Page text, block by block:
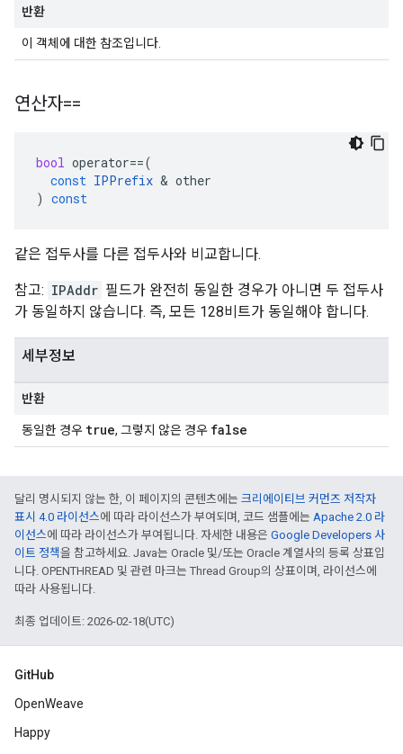
반환
이 객체에 대한 참조입니다.
연산자==
bool operator==(
const IPPrefix & other
) const
같은 접두사를 다른 접두사와 비교합니다.
참고: IPAddr 필드가 완전히 동일한 경우가 아니면 두 접두사
가 동일하지 않습니다. 즉, 모든 128비트가 동일해야 합니다.
세부정보
반환
동일한 경우 true, 그렇지 않은 경우 false
달리 명시되지 않는 한, 이 페이지의 콘텐츠에는 크리에이티브 커먼즈 저작자
표시 4.0 라이선스에 따라 라이선스가 부여되며, 코드 샘플에는 Apache 2.0 라
이선스에 따라 라이선스가 부여됩니다. 자세한 내용은 Google Developers 사
이트 정책을 참고하세요. Java는 Oracle 및/또는 Oracle 계열사의 등록 상표입
니다. OPENTHREAD 및 관련 마크는 Thread Group의 상표이며, 라이선스에
따라 사용됩니다.
최종 업데이트: 2026-02-18(UTC)
GitHub
OpenWeave
Happy